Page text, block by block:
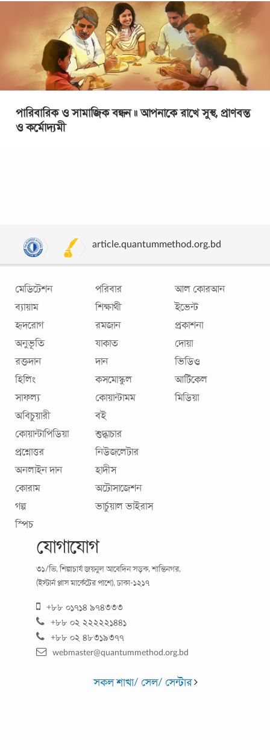
পারিবারিক ও সামাজিক বন্ধন ॥ আপনাকে রাখে সুস্থ, প্রাণবন্ত
ও কর্মোদ্যমী
সুখী দাম্পত্যের দশ টিপস্
জীবনের এক প্রয়োজনীয় একইসাথে চ্যালেঞ্জিং ক্ষেত্র হলো
দাম্পত্যজীবন। ছোট ছোট কয়েকটি টিপস অনুসরণ করলেই এ জীবন
সুখী বিয়ের জন্যে করণীয় (মেয়ে পক্ষ)
পাত্র এবং পাত্রী দু পক্ষকেই জানতে হবে বিয়ের সঠিক কিছু দৃষ্টিভঙ্গি,
মানতে হবে সহজ ...
article.quantummethod.org.bd
মেডিটেশন
ব্যায়াম
হৃদরোগ
অনুভূতি
রক্তদান
হিলিং
সাফল্য
পরিবার
শিক্ষার্থী
রমজান
যাকাত
দান
কসমোস্কুল
কোয়ান্টামম
আল কোরআন
ইভেন্ট
প্রকাশনা
দোয়া
ভিডিও
আর্টিকেল
মিডিয়া
অবিচুয়ারী
কোয়ান্টাপিডিয়া
প্রশ্নোত্তর
অনলাইন দান
কোরাম
গল্প
স্পিচ
বই
শুদ্ধাচার
নিউজলেটার
হাদীস
অটোসাজেশন
ভার্চুয়াল ভাইরাস
যোগাযোগ
৩১/ভি, শিল্পাচার্য জয়নুল আবেদিন সড়ক, শান্তিনগর,
(ইস্টার্ন প্লাস মার্কেটের পাশে), ঢাকা-১২১৭
+৮৮ ০১৭১৪ ৯৭৪৩৩৩
+৮৮ ০২ ২২২২২১৪৪১
+৮৮ ০২ ৪৮৩১৯৩৭৭
webmaster@quantummethod.org.bd
সকল শাখা/ সেল/ সেন্টার